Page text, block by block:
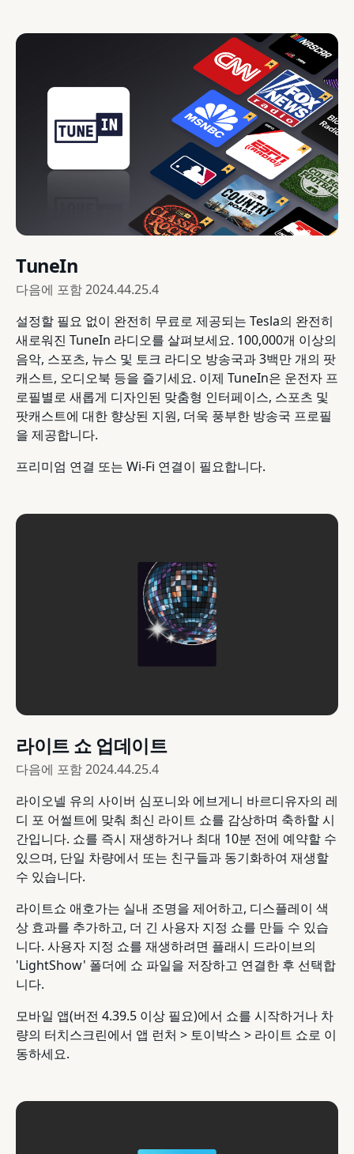
TuneIn
다음에 포함2024.44.25.4
설정할 필요 없이 완전히 무료로 제공되는 Tesla의 완전히
새로워진 TuneIn 라디오를 살펴보세요. 100,000개 이상의
음악, 스포츠, 뉴스 및 토크 라디오 방송국과 3백만 개의 팟
캐스트, 오디오북 등을 즐기세요. 이제 TuneIn은 운전자 프
로필별로 새롭게 디자인된 맞춤형 인터페이스, 스포츠 및
팟캐스트에 대한 향상된 지원, 더욱 풍부한 방송국 프로필
을 제공합니다.
프리미엄 연결 또는 Wi-Fi 연결이 필요합니다.
라이트 쇼 업데이트
다음에 포함2024.44.25.4
라이오넬 유의 사이버 심포니와 에브게니 바르디유자의 레
디 포 어썰트에 맞춰 최신 라이트 쇼를 감상하며 축하할 시
간입니다. 쇼를 즉시 재생하거나 최대 10분 전에 예약할 수
있으며, 단일 차량에서 또는 친구들과 동기화하여 재생할
수 있습니다.
라이트쇼 애호가는 실내 조명을 제어하고, 디스플레이 색
상 효과를 추가하고, 더 긴 사용자 지정 쇼를 만들 수 있습
니다. 사용자 지정 쇼를 재생하려면 플래시 드라이브의
'LightShow' 폴더에 쇼 파일을 저장하고 연결한 후 선택합
니다.
모바일 앱(버전 4.39.5 이상 필요)에서 쇼를 시작하거나 차
량의 터치스크린에서 앱 런처 > 토이박스 > 라이트 쇼로 이
동하세요.